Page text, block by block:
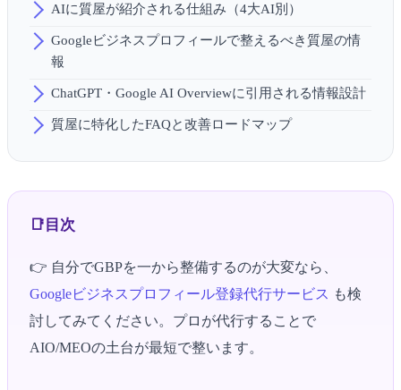
AIに質屋が紹介される仕組み（4大AI別）
Googleビジネスプロフィールで整えるべき質屋の情
報
ChatGPT・Google AI Overviewに引用される情報設計
質屋に特化したFAQと改善ロードマップ
目次
👉 自分でGBPを一から整備するのが大変なら、
Googleビジネスプロフィール登録代行サービス も検
討してみてください。プロが代行することで
AIO/MEOの土台が最短で整います。